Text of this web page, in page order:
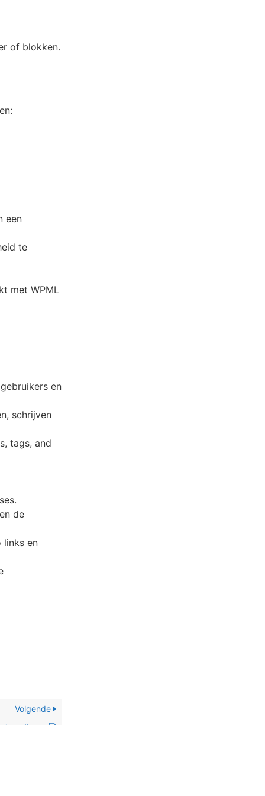
of blokken.
een
te
met WPML
en
schrijven
tags, and
de
links en
Volgende
begrijpen